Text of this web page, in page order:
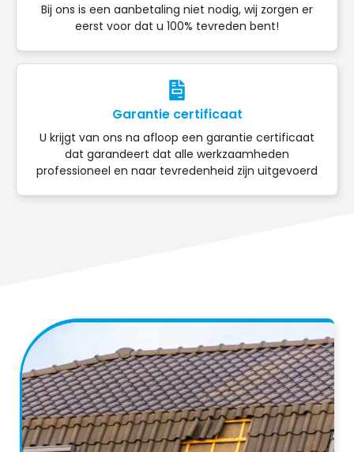
Bij ons is een aanbetaling niet nodig, wij zorgen er
eerst voor dat u 100% tevreden bent!
Garantie certificaat
U krijgt van ons na afloop een garantie certificaat
dat garandeert dat alle werkzaamheden
professioneel en naar tevredenheid zijn uitgevoerd